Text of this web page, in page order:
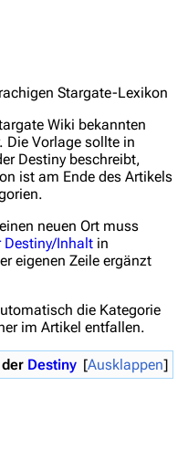
Stargate-Lexikon
Wiki bekannten
Die Vorlage sollte in
Destiny beschreibt,
ist am Ende des Artikels
neuen Ort muss
Destiny/Inhalt in
eigenen Zeile ergänzt
die Kategorie
im Artikel entfallen.
Ausklappen
Destiny